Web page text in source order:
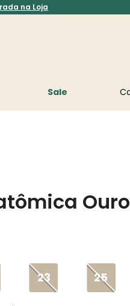
na Loja
Sale
Ouro
23 25